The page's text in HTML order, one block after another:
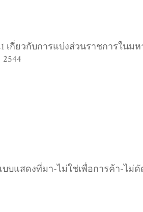
เกี่ยวกับการแบ่งส่วนราชการในม
แสดงที่มา-ไม่ใช่เพื่อการค้า-ไม่ดั